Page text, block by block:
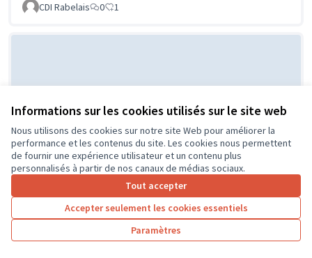
Informations sur les cookies utilisés sur le site web
Nous utilisons des cookies sur notre site Web pour améliorer la
performance et les contenus du site. Les cookies nous permettent
de fournir une expérience utilisateur et un contenu plus
personnalisés à partir de nos canaux de médias sociaux.
Tout accepter
Accepter seulement les cookies essentiels
Paramètres
CDI Rabelais
0 1
Projet d'un city stade par le CME
de l'Île Bouchard
Soumis au
vote